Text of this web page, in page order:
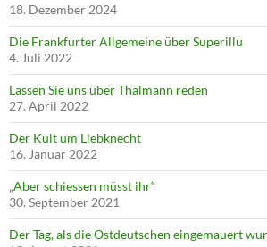
18. Dezember 2024
Die Frankfurter Allgemeine über Superillu
4. Juli 2022
Lassen Sie uns über Thälmann reden
27. April 2022
Der Kult um Liebknecht
16. Januar 2022
„Aber schiessen müsst ihr“
30. September 2021
Der Tag, als die Ostdeutschen eingemauert